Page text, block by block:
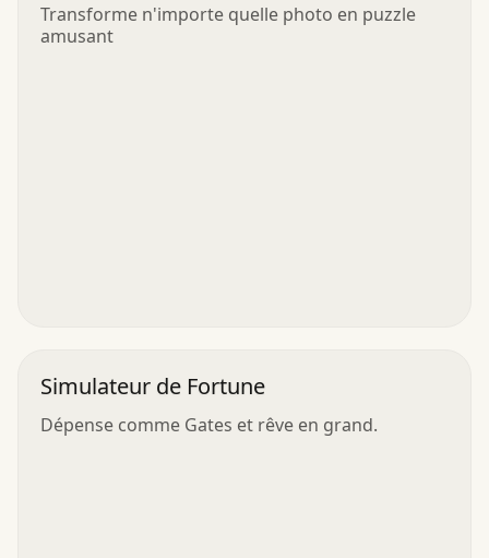
Transforme n'importe quelle photo en puzzle
amusant
Simulateur de Fortune
Dépense comme Gates et rêve en grand.